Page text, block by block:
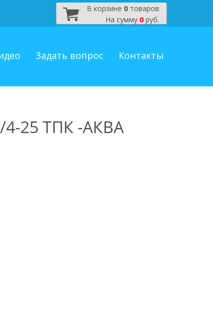
В корзине 0 товаров
На сумму 0 руб.
Задать вопрос Контакты
4-25 ТПК -АКВА